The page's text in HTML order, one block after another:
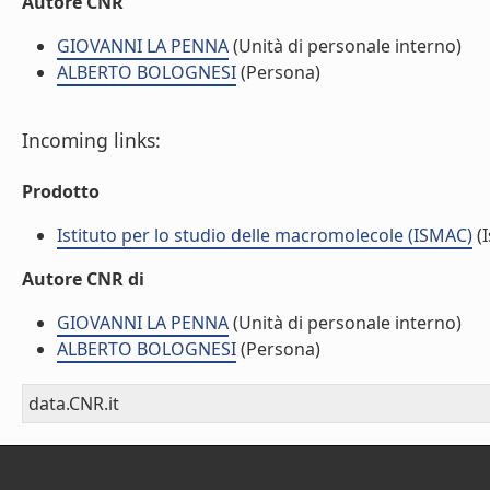
GIOVANNI LA PENNA(Unità di personale interno)
ALBERTO BOLOGNESI(Persona)
Incoming links:
Prodotto
Istituto per lo studio delle macromolecole (ISMAC)
Autore CNR di
GIOVANNI LA PENNA(Unità di personale interno)
ALBERTO BOLOGNESI(Persona)
data.CNR.it